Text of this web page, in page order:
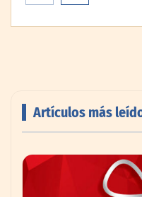
administrado la
Artículos más